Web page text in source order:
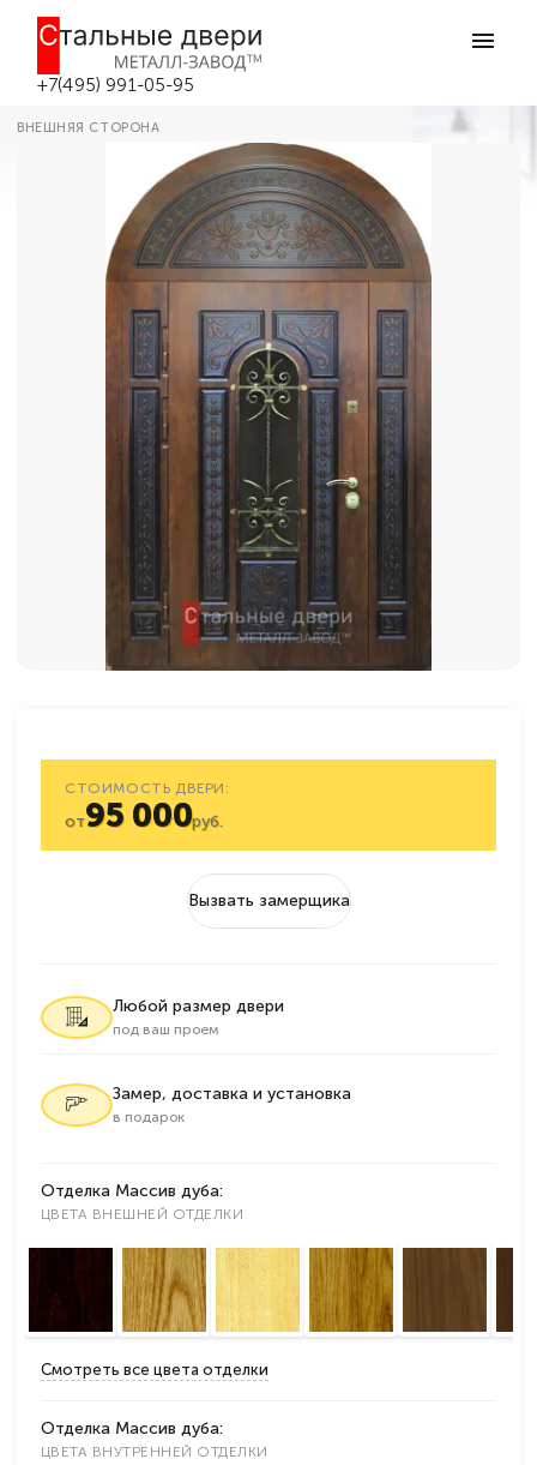
+7(495) 991-05-95
Арочная двухконтурная дверь №3 в
Москве
ВНЕШНЯЯ СТОРОНА
СТОИМОСТЬ ДВЕРИ:
от95 000руб.
Вызвать замерщика
Любой размер двери
под ваш проем
Замер, доставка и установка
в подарок
Отделка Массив дуба:
ЦВЕТА ВНЕШНЕЙ ОТДЕЛКИ
Смотреть все цвета отделки
Отделка Массив дуба:
ЦВЕТА ВНУТРЕННЕЙ ОТДЕЛКИ